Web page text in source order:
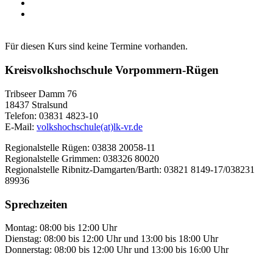
Für diesen Kurs sind keine Termine vorhanden.
Kreisvolkshochschule Vorpommern-Rügen
Tribseer Damm 76
18437 Stralsund
Telefon: 03831 4823-10
E-Mail: volkshochschule(at)lk-vr.de
Regionalstelle Rügen: 03838 20058-11
Regionalstelle Grimmen: 038326 80020
Regionalstelle Ribnitz-Damgarten/Barth: 03821 8149-17/038231
89936
Sprechzeiten
Montag: 08:00 bis 12:00 Uhr
Dienstag: 08:00 bis 12:00 Uhr und 13:00 bis 18:00 Uhr
Donnerstag: 08:00 bis 12:00 Uhr und 13:00 bis 16:00 Uhr